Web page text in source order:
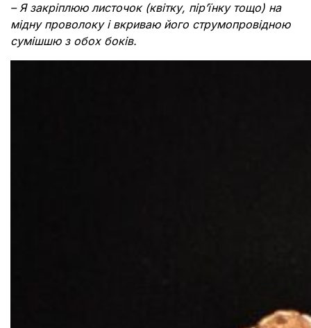
– Я закріплюю листочок (квітку, пір’їнку тощо) на
мідну проволоку і вкриваю його струмопровідною
сумішшю з обох боків.